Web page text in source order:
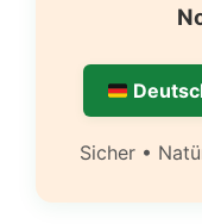
Sicher •